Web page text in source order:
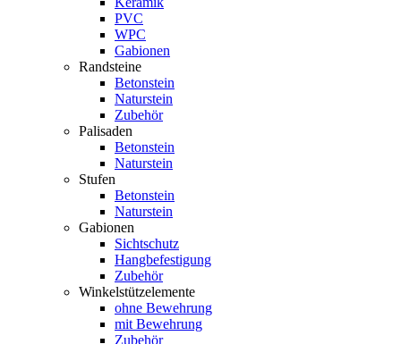
PVC
WPC
Gabionen
Randsteine
Betonstein
Naturstein
Zubehör
Palisaden
Betonstein
Naturstein
Stufen
Betonstein
Naturstein
Gabionen
Sichtschutz
Hangbefestigung
Zubehör
Winkelstützelemente
ohne Bewehrung
mit Bewehrung
Zubehör